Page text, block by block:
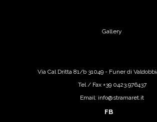
Gallery
Via Cal Dritta 81/b 31049 - Funer di
Tel / Fax +39 0423.976437
Email: info@stramaret.it
FB